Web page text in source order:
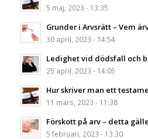
5 maj, 2023 - 13:35
Grunder i Arvsrätt – Vem
30 april, 2023 - 14:54
Ledighet vid dödsfall och
25 april, 2023 - 14:05
Hur skriver man ett
11 mars, 2023 - 11:38
Förskott på arv – detta
5 februari, 2023 - 13:30